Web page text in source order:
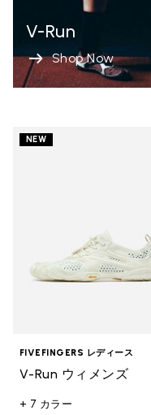
V-Run
Shop Now
NEW
FIVEFINGERS レディース
V-Run ウィメンズ
+ 7 カラー